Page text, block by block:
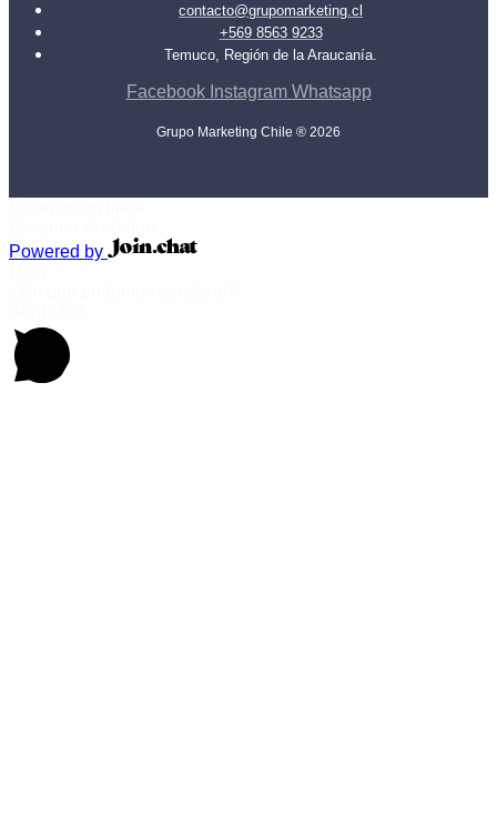
contacto@grupomarketing.cl
+569 8563 9233
Temuco, Región de la Araucanía.
Facebook Instagram Whatsapp
Grupo Marketing Chile ® 2026
Powered by